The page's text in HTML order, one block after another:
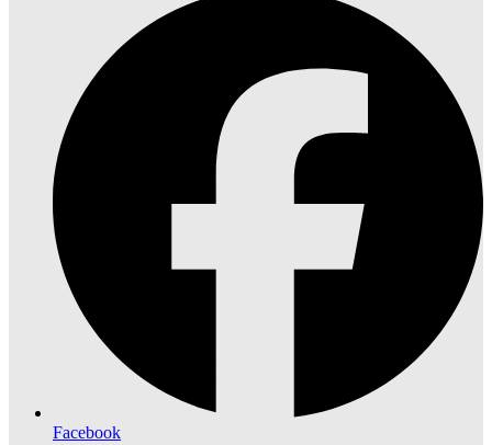
Facebook